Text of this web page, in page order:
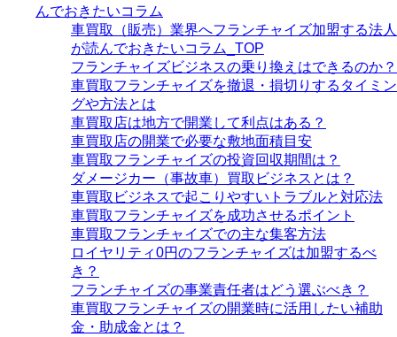
んでおきたいコラム
車買取（販売）業界へフランチャイズ加盟する法人
が読んでおきたいコラム_TOP
フランチャイズビジネスの乗り換えはできるのか？
車買取フランチャイズを撤退・損切りするタイミン
グや方法とは
車買取店は地方で開業して利点はある？
車買取店の開業で必要な敷地面積目安
車買取フランチャイズの投資回収期間は？
ダメージカー（事故車）買取ビジネスとは？
車買取ビジネスで起こりやすいトラブルと対応法
車買取フランチャイズを成功させるポイント
車買取フランチャイズでの主な集客方法
ロイヤリティ0円のフランチャイズは加盟するべ
き？
フランチャイズの事業責任者はどう選ぶべき？
車買取フランチャイズの開業時に活用したい補助
金・助成金とは？